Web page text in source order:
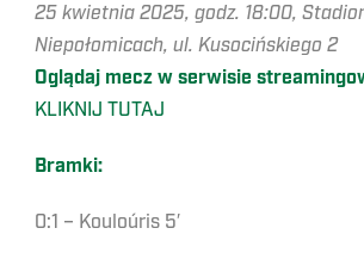
25 kwietnia 2025, godz. 18:00,
Niepołomicach, ul. Kusocińskiego 2
Oglądaj mecz w serwisie
KLIKNIJ TUTAJ
Bramki:
0:1 – Kouloúris 5′